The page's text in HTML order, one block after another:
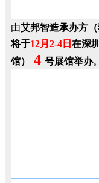
由艾邦智造承办方（
将于12月2-4日 在深
馆）
4 号展馆举办。